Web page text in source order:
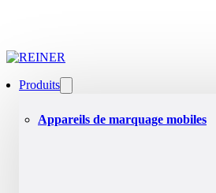
Produits
Appareils de marquage mobiles